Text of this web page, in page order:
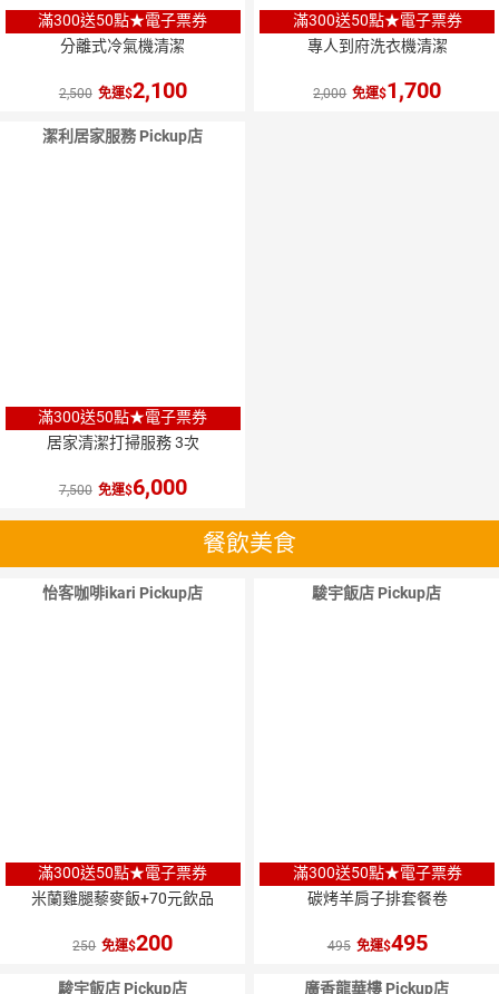
滿300送50點★電子票券
分離式冷氣機清潔
2,500 免運 2,100
滿300送50點★電子票券
專人到府洗衣機清潔
2,000 免運 1,700
潔利居家服務 Pickup店
滿300送50點★電子票券
居家清潔打掃服務 3次
7,500 免運 6,000
餐飲美食
怡客咖啡ikari Pickup店
滿300送50點★電子票券
米蘭雞腿藜麥飯+70元飲品
250 免運 200
駿宇飯店 Pickup店
滿300送50點★電子票券
碳烤羊肩子排套餐卷
495 免運 495
駿宇飯店 Pickup店 廣香龍華樓 Pickup店